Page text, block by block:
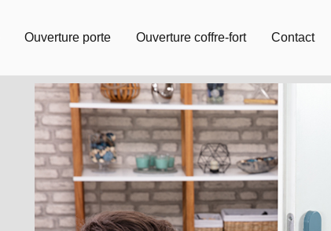
Ouverture porte Ouverture coffre-fort Contact